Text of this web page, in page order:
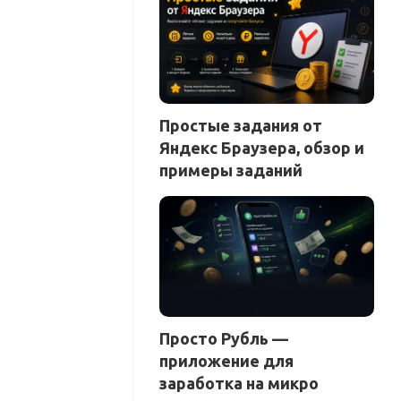
Простые задания от
Яндекс Браузера, обзор и
примеры заданий
Просто Рубль —
приложение для
заработка на микро